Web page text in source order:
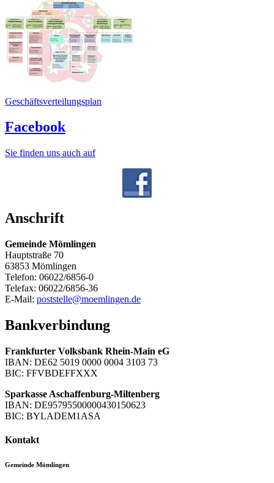
Geschäftsverteilungsplan
Facebook
Sie finden uns auch auf
Anschrift
Gemeinde Mömlingen
Hauptstraße 70
63853 Mömlingen
Telefon: 06022/6856-0
Telefax: 06022/6856-36
E-Mail: poststelle@moemlingen.de
Bankverbindung
Frankfurter Volksbank Rhein-Main eG
IBAN: DE62 5019 0000 0004 3103 73
BIC: FFVBDEFFXXX
Sparkasse Aschaffenburg-Miltenberg
IBAN: DE95795500000430150623
BIC: BYLADEM1ASA
Kontakt
Gemeinde Mömlingen